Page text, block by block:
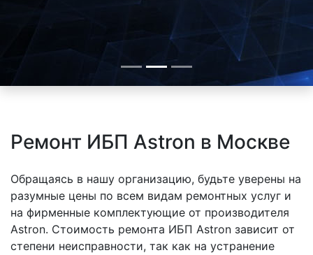
Ремонт ИБП Astron в Москве
Обращаясь в нашу организацию, будьте уверены на
разумные цены по всем видам ремонтных услуг и
на фирменные комплектующие от производителя
Astron. Стоимость ремонта ИБП Astron зависит от
степени неисправности, так как на устранение